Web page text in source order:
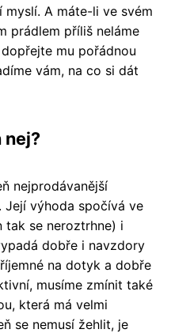
A máte-li ve svém
prádlem příliš neláme
mu pořádnou
vám, na co si dát
nej?
nejprodávanější
Její výhoda spočívá ve
se neroztrhne) i
dobře i navzdory
na dotyk a dobře
musíme zmínit také
která má velmi
se nemusí žehlit, je